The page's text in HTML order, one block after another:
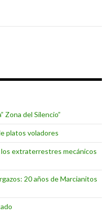
Zona del Silencio”
platos voladores
los extraterrestres mecánicos
20 años de Marcianitos